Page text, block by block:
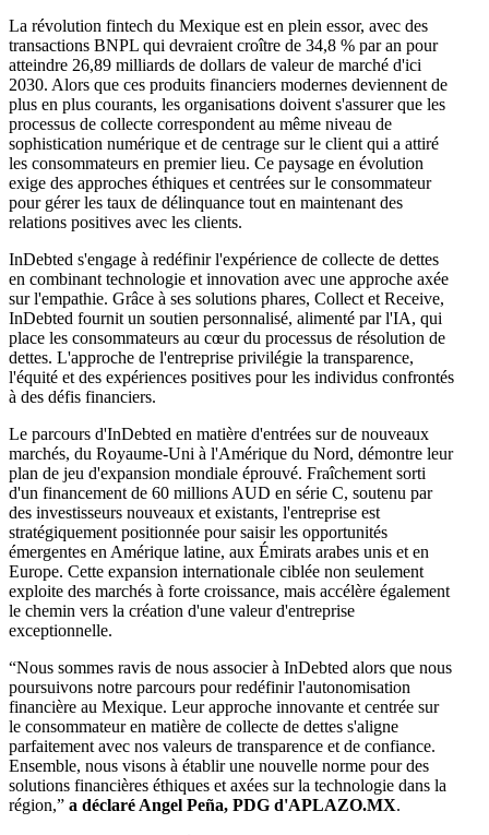
La révolution fintech du Mexique est en plein essor, avec des
transactions BNPL qui devraient croître de 34,8 % par an pour
atteindre 26,89 milliards de dollars de valeur de marché d'ici
2030. Alors que ces produits financiers modernes deviennent de
plus en plus courants, les organisations doivent s'assurer que les
processus de collecte correspondent au même niveau de
sophistication numérique et de centrage sur le client qui a attiré
les consommateurs en premier lieu. Ce paysage en évolution
exige des approches éthiques et centrées sur le consommateur
pour gérer les taux de délinquance tout en maintenant des
relations positives avec les clients.
InDebted s'engage à redéfinir l'expérience de collecte de dettes
en combinant technologie et innovation avec une approche axée
sur l'empathie. Grâce à ses solutions phares, Collect et Receive,
InDebted fournit un soutien personnalisé, alimenté par l'IA, qui
place les consommateurs au cœur du processus de résolution de
dettes. L'approche de l'entreprise privilégie la transparence,
l'équité et des expériences positives pour les individus confrontés
à des défis financiers.
Le parcours d'InDebted en matière d'entrées sur de nouveaux
marchés, du Royaume-Uni à l'Amérique du Nord, démontre leur
plan de jeu d'expansion mondiale éprouvé. Fraîchement sorti
d'un financement de 60 millions AUD en série C, soutenu par
des investisseurs nouveaux et existants, l'entreprise est
stratégiquement positionnée pour saisir les opportunités
émergentes en Amérique latine, aux Émirats arabes unis et en
Europe. Cette expansion internationale ciblée non seulement
exploite des marchés à forte croissance, mais accélère également
le chemin vers la création d'une valeur d'entreprise
exceptionnelle.
“Nous sommes ravis de nous associer à InDebted alors que nous
poursuivons notre parcours pour redéfinir l'autonomisation
financière au Mexique. Leur approche innovante et centrée sur
le consommateur en matière de collecte de dettes s'aligne
parfaitement avec nos valeurs de transparence et de confiance.
Ensemble, nous visons à établir une nouvelle norme pour des
solutions financières éthiques et axées sur la technologie dans la
région,” a déclaré Angel Peña, PDG d'APLAZO.MX.